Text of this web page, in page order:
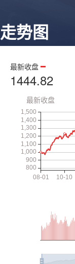
走势图
最新收盘
1444.82